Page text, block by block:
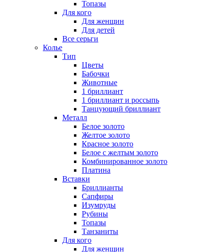
Топазы
Для кого
Для женщин
Для детей
Все серьги
Колье
Тип
Цветы
Бабочки
Животные
1 бриллиант
1 бриллиант и россыпь
Танцующий бриллиант
Металл
Белое золото
Желтое золото
Красное золото
Белое с желтым золото
Комбинированное золото
Платина
Вставки
Бриллианты
Сапфиры
Изумруды
Рубины
Топазы
Танзаниты
Для кого
Для женщин